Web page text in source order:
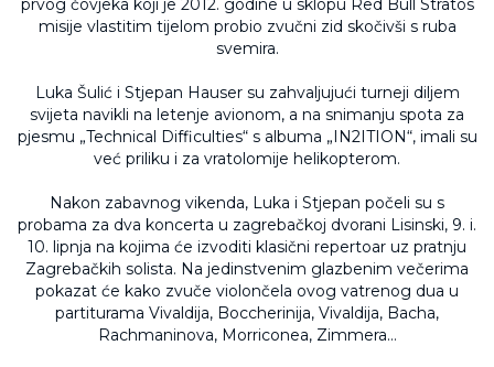
prvog čovjeka koji je 2012. godine u sklopu Red Bull Stratos
misije vlastitim tijelom probio zvučni zid skočivši s ruba
svemira.
Luka Šulić i Stjepan Hauser su zahvaljujući turneji diljem
svijeta navikli na letenje avionom, a na snimanju spota za
pjesmu „Technical Difficulties“ s albuma „IN2ITION“, imali su
već priliku i za vratolomije helikopterom.
Nakon zabavnog vikenda, Luka i Stjepan počeli su s
probama za dva koncerta u zagrebačkoj dvorani Lisinski, 9. i.
10. lipnja na kojima će izvoditi klasični repertoar uz pratnju
Zagrebačkih solista. Na jedinstvenim glazbenim večerima
pokazat će kako zvuče violončela ovog vatrenog dua u
partiturama Vivaldija, Boccherinija, Vivaldija, Bacha,
Rachmaninova, Morriconea, Zimmera…